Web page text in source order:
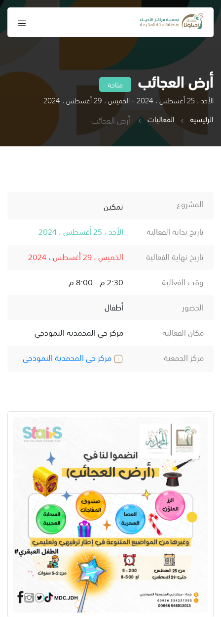
أرض العجائب متاحة
الأحد ، 25 أغسطس ، 2024 - الخميس ، 29 أغسطس ، 2024
الرئيسية
الفعاليات أرض العجائب
المشروع
تمكين
تاريخ بداية الفعالية
الأحد ، 25 أغسطس ، 2024
تاريخ نهاية الفعالية
الخميس ، 29 أغسطس ، 2024
وقت الفعالية
2:30 م - 8:00 م
الحضور
أطفال
مكان الفعالية
مركز حي المحمدية النموذجي
مركز الجمعية
مركز حي المحمدية النموذجي